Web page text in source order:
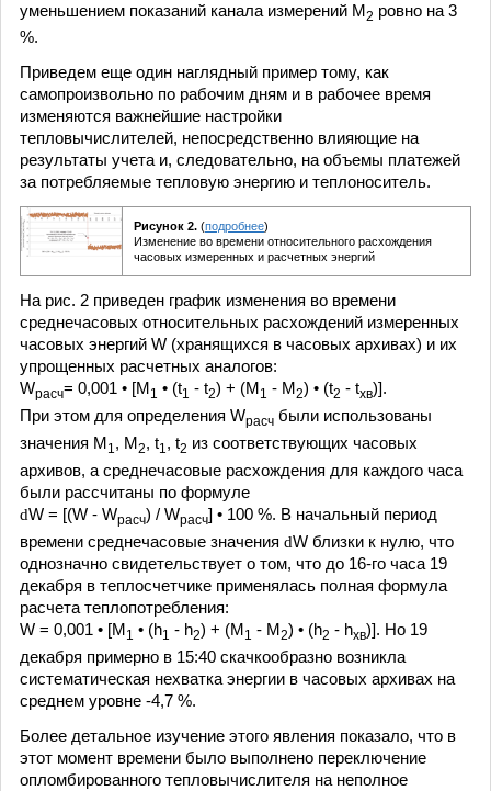
уменьшением показаний канала измерений М2 ровно на 3
%.
Приведем еще один наглядный пример тому, как
самопроизвольно по рабочим дням и в рабочее время
изменяются важнейшие настройки
тепловычислителей, непосредственно влияющие на
результаты учета и, следовательно, на объемы платежей
за потребляемые тепловую энергию и теплоноситель.
Рисунок 2. (подробнее)
Изменение во времени относительного расхождения
часовых измеренных и расчетных энергий
На рис. 2 приведен график изменения во времени
среднечасовых относительных расхождений измеренных
часовых энергий W (хранящихся в часовых архивах) и их
упрощенных расчетных аналогов:
Wрасч= 0,001 • [M 1 • (t1 - t2) + (M 1 - M 2) • (t2 - tхв)].
При этом для определения Wрасч были использованы
значения М 1, М 2, t1, t2 из соответствующих часовых
архивов, а среднечасовые расхождения для каждого часа
были рассчитаны по формуле
dW = [(W - Wрасч) / Wрасч] • 100 %. В начальный период
времени среднечасовые значения dW близки к нулю, что
однозначно свидетельствует о том, что до 16-го часа 19
декабря в теплосчетчике применялась полная формула
расчета теплопотребления:
W = 0,001 • [M 1 • (h1 - h2) + (M 1 - M 2) • (h2 - hхв)]. Но 19
декабря примерно в 15:40 скачкообразно возникла
систематическая нехватка энергии в часовых архивах на
среднем уровне -4,7 %.
Более детальное изучение этого явления показало, что в
этот момент времени было выполнено переключение
опломбированного тепловычислителя на неполное